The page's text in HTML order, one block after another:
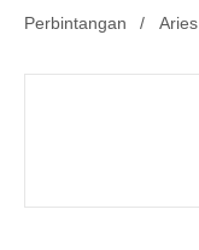
Perbintangan Aries